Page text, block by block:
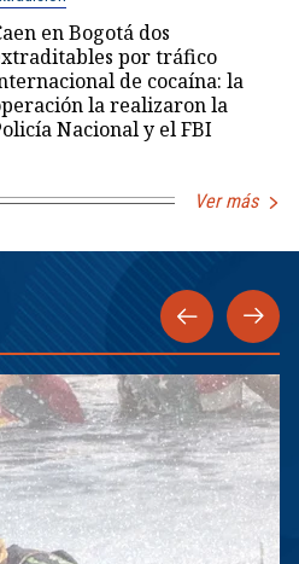
en Bogotá dos
por tráfico
de cocaína: la
la realizaron la
Nacional y el FBI
Ver más